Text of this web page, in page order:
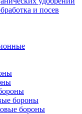
и посев
бороны
бороны